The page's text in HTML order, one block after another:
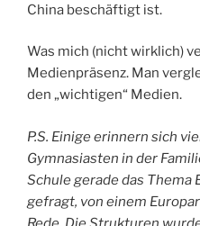
China beschäftigt ist.
Was mich (nicht wirklich)
Medienpräsenz. Man
den „wichtigen“ Medien.
P.S. Einige erinnern sich
Gymnasiasten in der
Schule gerade das Thema
gefragt, von einem